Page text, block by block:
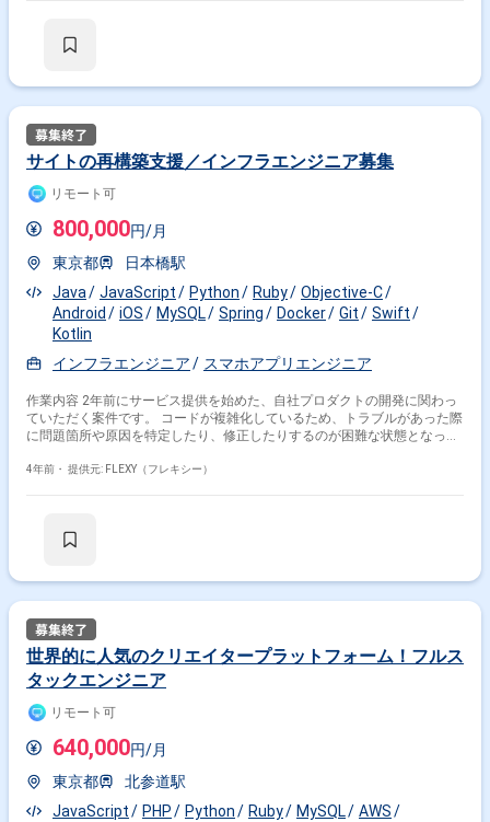
サイトの再構築支援／インフラエンジニア募集
リモート可
800,000円/月
東京都
日本橋駅
Java
JavaScript Python Ruby
Objective-C
Android
iOS MySQL Spring Docker Git
Swift
Kotlin
インフラエンジニア
スマホアプリエンジニア
作業内容 2年前にサービス提供を始めた、自社プロダクトの開発に関わっ
ていただく案件です。 コードが複雑化しているため、トラブルがあった際
に問題箇所や原因を特定したり、修正したりするのが困難な状態となって
gitを使ったソースコード管理/実装等を担当していただきます。
4年前・ 提供元: FLEXY（フレキシー）
世界的に人気のクリエイタープラットフォーム！フルス
タックエンジニア
リモート可
640,000円/月
東京都
北参道駅
JavaScript
PHP Python Ruby MySQL
AWS